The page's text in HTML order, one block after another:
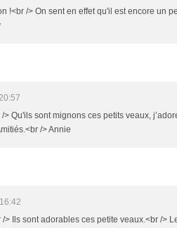
!<br /> On sent en effet qu'il est encore un
> Qu'ils sont mignons ces petits veaux,
/> Annie
> Ils sont adorables ces petite veaux.<br />